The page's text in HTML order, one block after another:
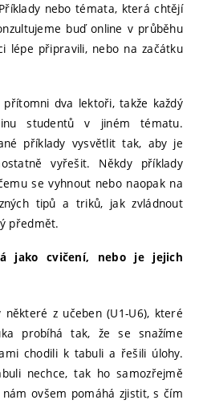
nebo témata, která chtějí
buď online v průběhu
lépe připravili, nebo na začátku
dva lektoři, takže každý
studentů v jiném tématu.
příklady vysvětlit tak, aby je
vyřešit. Někdy příklady
se vyhnout nebo naopak na
tipů a triků, jak zvládnout
předmět.
jako cvičení, nebo je jejich
z učeben (U1-U6), které
probíhá tak, že se snažíme
chodili k tabuli a řešili úlohy.
nechce, tak ho samozřejmě
ovšem pomáhá zjistit, s čím